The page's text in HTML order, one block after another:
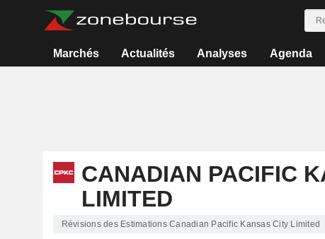
Marchés Actualités Analyses Agenda
CANADIAN PACIFIC
LIMITED
Révisions des Estimations Canadian Pacific Kansas City Limited